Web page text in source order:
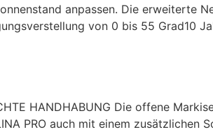
anpassen. Die
von 0 bis 55 Grad10
HANDHABUNG Die offene
PRO auch mit einem zusätzlichen